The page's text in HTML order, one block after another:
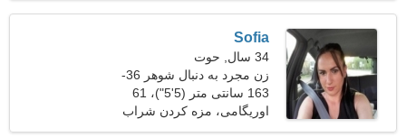
Sofia
34 سال, حوت
زن مجرد به دنبال شوهر 36-
46
163 سانتی متر (5'5")، 61
کیلوگرم (134 پوند)
اوریگامی، مزه کردن شراب